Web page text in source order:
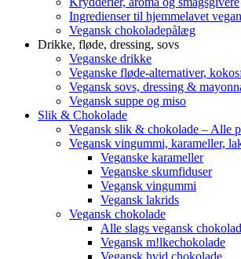
Ingredienser til hjemmelavet
Vegansk chokoladepålæg
Drikke, fløde, dressing, sovs
Veganske drikke
Veganske fløde-alternativer,
Vegansk sovs, dressing &
Vegansk suppe og miso
Slik & Chokolade
Vegansk slik & chokolade – Alle
Vegansk vingummi, karameller,
Veganske karameller
Veganske skumfiduser
Vegansk vingummi
Vegansk lakrids
Vegansk chokolade
Alle slags vegansk
Vegansk m!lkechokolade